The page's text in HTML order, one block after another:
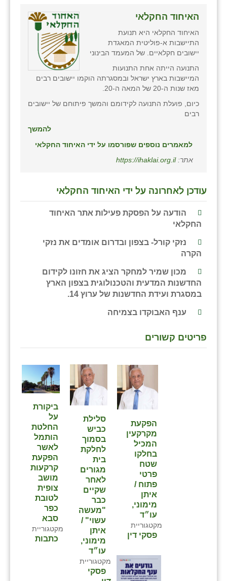
האיחוד החקלאי
האיחוד החקלאי היא תנועת
התיישבות א-פוליטית המאגדת
יישובים חקלאיים. של המעמד הבינוני
התנועה הייתה אחת התנועות
המיישבות בארץ ישראל ובמסגרתה הוקמו יישובים רבים
מאז שנות ה-20 של המאה ה-20.
כיום, פועלת התנועה לקידומם והמשך פיתוחם של יישובים
רבים
להמשך
למאמרים נוספים שפורסמו על ידי האיחוד החקלאי
אתר:https://ihaklai.org.il
עודכן לאחרונה על ידי האיחוד החקלאי
הודעה על הפסקת פעילות אתר האיחוד
החקלאי
נזקי קורל- בצפון ובדרום אומדים את נזקי
הקרה
מכון שמיר למחקר הציג את חזונו לקידום
החדשנות המדעית והטכנולוגית בצפון הארץ
במסגרת ועידת החדשנות של ערוץ 14.
ענף האבוקדו בצמיחה
פריטים קשורים
⁨ביקורת
על
החלטת
הותמל
לאשר
הפקעת
קרקעות
מושב
צופית
לטובת
כפר
סבא⁩
מקטגוריית
כתבות
סלילת
כביש
בסמוך
לחלקת
בית
מגורים
לאחר
שקיים
כבר
"מעשה
עשוי" /
איתן
מימוני,
עו״ד
מקטגוריית
פסקי
הפקעת
מקרקעין
המכיל
בחלקו
שטח
פרטי
פתוח /
איתן
מימוני,
עו״ד
מקטגוריית
פסקי דין